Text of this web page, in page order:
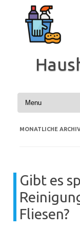
Inhalt
springen
MONATLICHE
Gibt es
Fliesen?